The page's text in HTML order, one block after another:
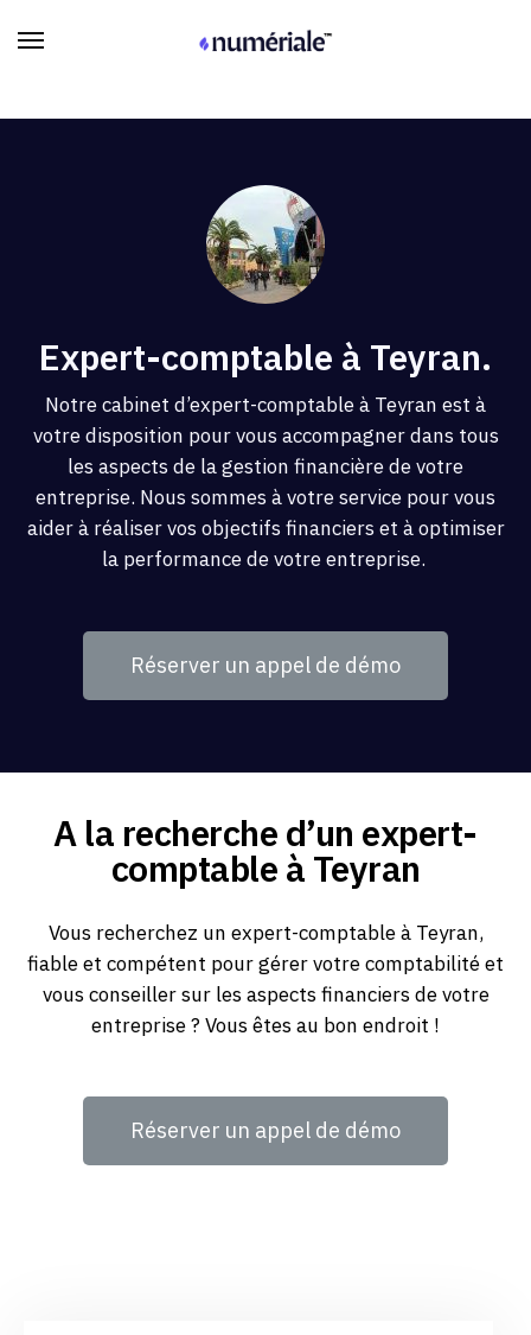
Expert-comptable à Teyran.
Notre cabinet d’expert-comptable à Teyran est à
votre disposition pour vous accompagner dans tous
les aspects de la gestion financière de votre
entreprise. Nous sommes à votre service pour vous
aider à réaliser vos objectifs financiers et à optimiser
la performance de votre entreprise.
Réserver un appel de démo
A la recherche d’un expert-
comptable à Teyran
Vous recherchez un expert-comptable à Teyran,
fiable et compétent pour gérer votre comptabilité et
vous conseiller sur les aspects financiers de votre
entreprise ? Vous êtes au bon endroit !
Réserver un appel de démo